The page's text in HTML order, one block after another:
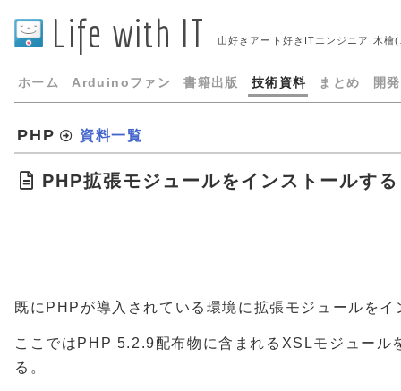
Life with IT 山好きアート好きITエンジニア 木檜
ホーム Arduinoファン 書籍出版 技術資料 まとめ 開
PHP 資料一覧
PHP拡張モジュールをインストールする
既にPHPが導入されている環境に拡張モジュールを
ここではPHP 5.2.9配布物に含まれるXSLモジュール
る。